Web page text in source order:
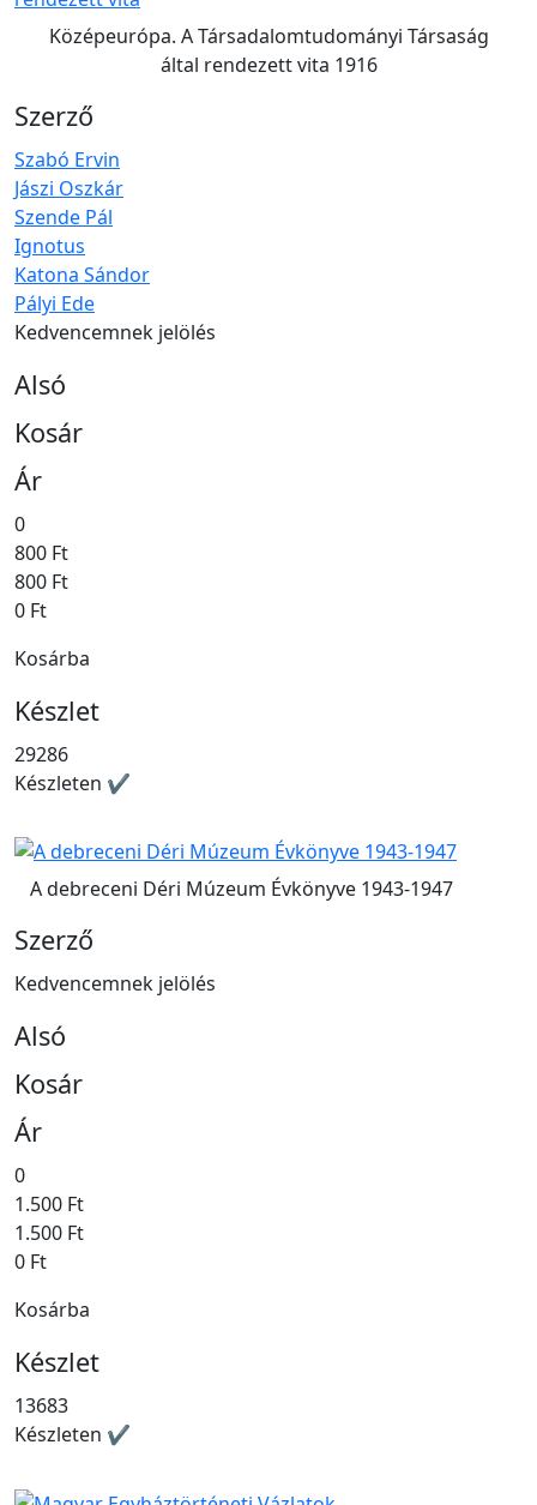
Középeurópa. A Társadalomtudományi Társaság
által rendezett vita 1916
Szerző
Szabó Ervin
Jászi Oszkár
Szende Pál
Ignotus
Katona Sándor
Pályi Ede
Kedvencemnek jelölés
Alsó
Kosár
Ár
0
800 Ft
800 Ft
0 Ft
Kosárba
Készlet
29286
Készleten ✔
A debreceni Déri Múzeum Évkönyve 1943-1947
Szerző
Kedvencemnek jelölés
Alsó
Kosár
Ár
0
1.500 Ft
1.500 Ft
0 Ft
Kosárba
Készlet
13683
Készleten ✔